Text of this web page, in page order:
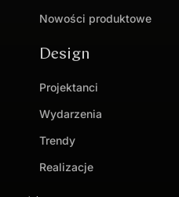
Nowości produktowe
Design
Projektanci
Wydarzenia
Trendy
Realizacje